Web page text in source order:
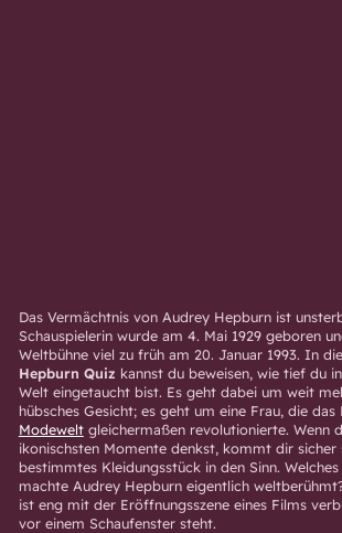
Das Vermächtnis von Audrey Hepburn ist
Schauspielerin wurde am 4. Mai 1929 geboren
Weltbühne viel zu früh am 20. Januar 1993. In
Hepburn Quiz kannst du beweisen, wie tief du
Welt eingetaucht bist. Es geht dabei um weit
hübsches Gesicht; es geht um eine Frau, die das
Modeweltgleichermaßen revolutionierte. Wenn
ikonischsten Momente denkst, kommt dir
bestimmtes Kleidungsstück in den Sinn.
machte Audrey Hepburn eigentlich
ist eng mit der Eröffnungsszene eines Films
vor einem Schaufenster steht.